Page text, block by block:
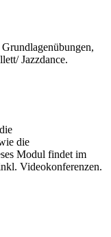
Jazzdance.
die
Modul findet im
Videokonferenzen.